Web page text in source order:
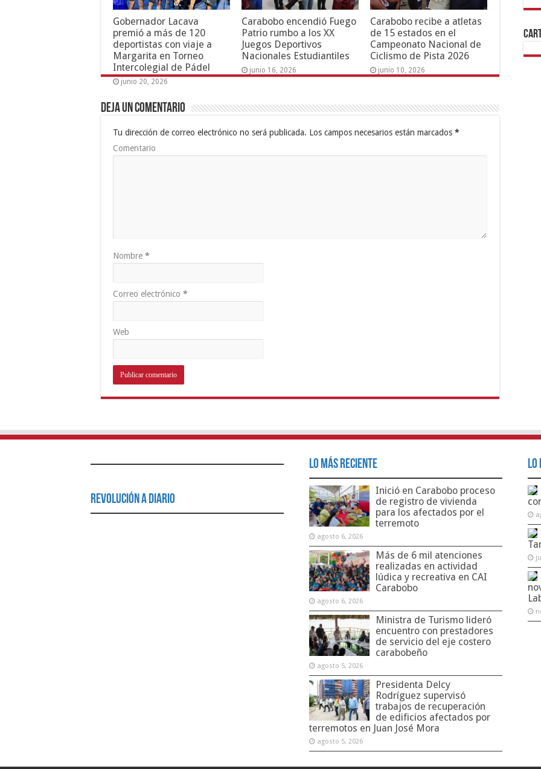
Gobernador Lacava
premió a más de 120
deportistas con viaje a
Margarita en Torneo
Intercolegial de Pádel
junio 20, 2026
Carabobo encendió Fuego
Patrio rumbo a los XX
Juegos Deportivos
Nacionales Estudiantiles
junio 16, 2026
Carabobo recibe a atletas
de 15 estados en el
Campeonato Nacional de
Ciclismo de Pista 2026
junio 10, 2026
Deja un comentario
Tu dirección de correo electrónico no será publicada. Los campos necesarios están marcados *
Comentario
Nombre *
Correo electrónico *
Web
Revolución a Diario
Lo Más Reciente
Inició en Carabobo proceso
de registro de vivienda
para los afectados por el
terremoto
agosto 6, 2026
Más de 6 mil atenciones
realizadas en actividad
lúdica y recreativa en CAI
Carabobo
agosto 6, 2026
Ministra de Turismo lideró
encuentro con prestadores
de servicio del eje costero
carabobeño
agosto 5, 2026
Presidenta Delcy
Rodríguez supervisó
trabajos de recuperación
de edificios afectados por
terremotos en Juan José Mora
agosto 5, 2026